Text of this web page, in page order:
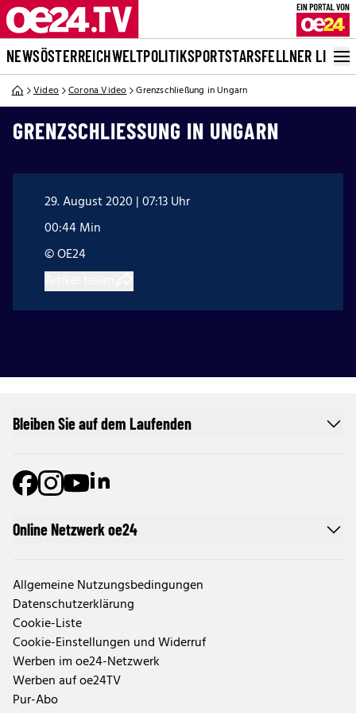
NEWSÖSTERREICHWELTPOLITIKSPORTSTARSFELLNER LIVE
Video Corona Video Grenzschließung in Ungarn
GRENZSCHLIESSUNG IN UNGARN
29. August 2020 | 07:13 Uhr
00:44 Min
© OE24
Online Netzwerk oe24
Allgemeine Nutzungsbedingungen
Datenschutzerklärung
Cookie-Liste
Cookie-Einstellungen und Widerruf
Werben im oe24-Netzwerk
Werben auf oe24TV
Pur-Abo
Bleiben Sie auf dem Laufenden